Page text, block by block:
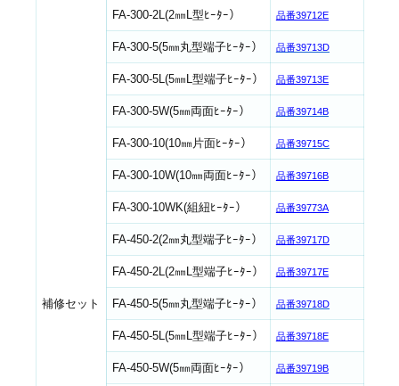
補修セット
FA-300-2L(2㎜L型ﾋｰﾀｰ） 品番39712E
FA-300-5(5㎜丸型端子ﾋｰﾀｰ） 品番39713D
FA-300-5L(5㎜L型端子ﾋｰﾀｰ） 品番39713E
FA-300-5W(5㎜両面ﾋｰﾀｰ） 品番39714B
FA-300-10(10㎜片面ﾋｰﾀｰ） 品番39715C
FA-300-10W(10㎜両面ﾋｰﾀｰ） 品番39716B
FA-300-10WK(組紐ﾋｰﾀｰ） 品番39773A
FA-450-2(2㎜丸型端子ﾋｰﾀｰ） 品番39717D
FA-450-2L(2㎜L型端子ﾋｰﾀｰ） 品番39717E
FA-450-5(5㎜丸型端子ﾋｰﾀｰ） 品番39718D
FA-450-5L(5㎜L型端子ﾋｰﾀｰ） 品番39718E
FA-450-5W(5㎜両面ﾋｰﾀｰ） 品番39719B